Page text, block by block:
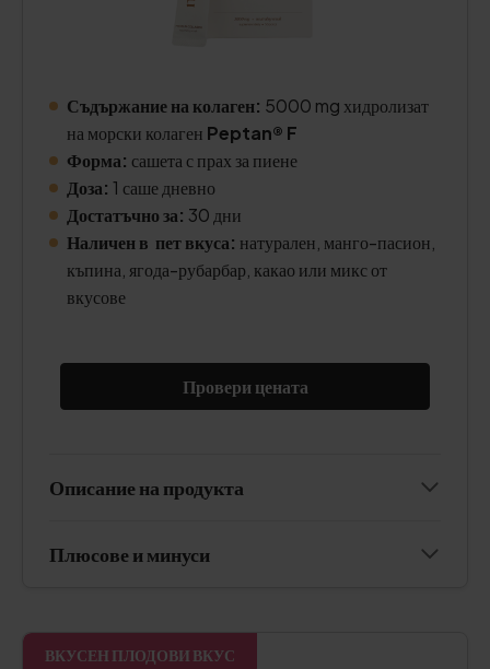
Съдържание на колаген: 5000 mg хидролизат
на морски колаген Peptan® F
Форма: сашета с прах за пиене
Доза: 1 саше дневно
Достатъчно за: 30 дни
Наличен в пет вкуса: натурален, манго-пасион,
къпина, ягода-рубарбар, какао или микс от
вкусове
Провери цената
Описание на продукта
Плюсове и минуси
ВКУСЕН ПЛОДОВИ ВКУС